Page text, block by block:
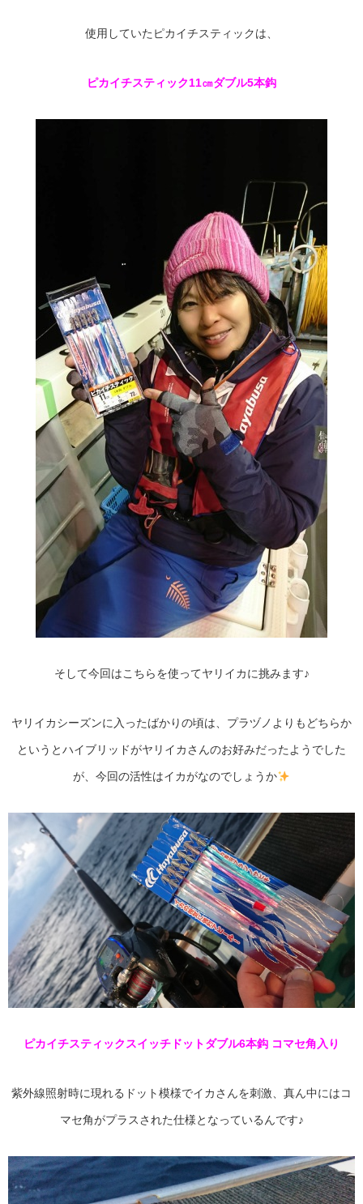
使用していたピカイチスティックは、
ピカイチスティック11㎝ダブル5本鈎
そして今回はこちらを使ってヤリイカに挑みます♪
ヤリイカシーズンに入ったばかりの頃は、プラヅノよりもどちらか
というとハイブリッドがヤリイカさんのお好みだったようでした
が、今回の活性はイカがなのでしょうか
ピカイチスティックスイッチドットダブル6本鈎 コマセ角入り
紫外線照射時に現れるドット模様でイカさんを刺激、真ん中にはコ
マセ角がプラスされた仕様となっているんです♪